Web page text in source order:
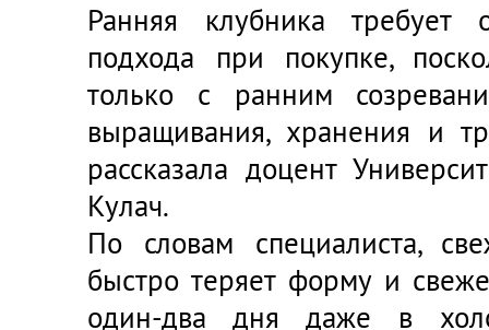
Ранняя клубника требует
подхода при покупке,
только с ранним
выращивания, хранения и
рассказала доцент
Кулач.
По словам специалиста,
быстро теряет форму и
один-два дня даже в